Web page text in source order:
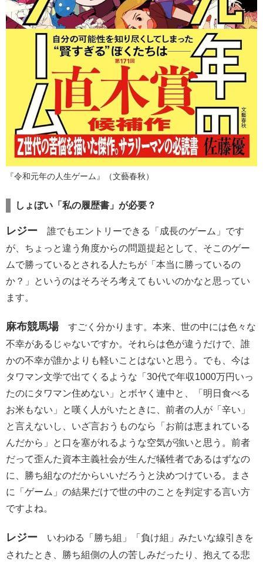
『令和元年の人生ゲーム』（文藝春秋）
しょぼい「私の履歴書」が必要？
レジー 誰でもエントリーできる「成長のゲーム」です
が、ちょっと違う角度からの問題提起として、そこのゲー
ムで勝っているとされる人たちが「本当に勝っているの
か？」というのはそろそろ考えてもいいのかなと思ってい
ます。
麻布競馬場すごく分かります。本来、世の中には色々な
不幸があるじゃないですか。それらは色が違うだけで、誰
かの不幸が誰かよりも軽いことはないと思う。でも、今は
タワマン文学で出てくるような「30代で年収1000万円いっ
たのにタワマン住めない」とボヤく連中と、「明日食べる
お米もない」と嘆く人がいたときに、前者の人が「辛い」
と言えないし、いざ言おうものなら「お前は恵まれている
んだから」と口を塞がれるような空気が強いと思う。前者
だって歪んた資本主義社会が生んだ犠牲者であるはずなの
に、勝ち組なのだからいいだろうと決めつけている。まさ
に「ゲーム」の結果だけで世の中のことを判定する言い方
ですよね。
レジー いわゆる「勝ち組」「負け組」みたいな線引きを
されたとき、勝ち組側の人の苦しみだったり、抱えてる悲